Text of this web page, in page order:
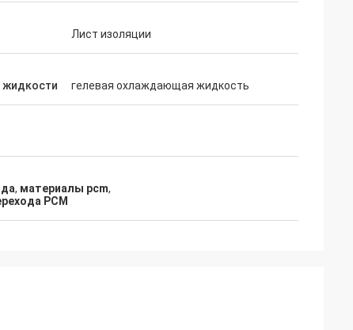
Лист изоляции
жидкости гелевая охлаждающая жидкость
, материалы pcm,
PCM